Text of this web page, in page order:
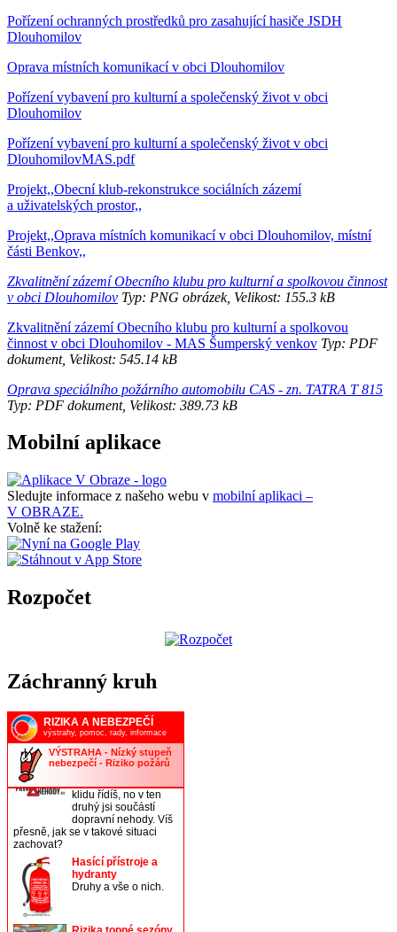
Pořízení ochranných prostředků pro zasahující hasiče JSDH
Dlouhomilov
Oprava místních komunikací v obci Dlouhomilov
Pořízení vybavení pro kulturní a společenský život v obci
Dlouhomilov
Pořízení vybavení pro kulturní a společenský život v obci
DlouhomilovMAS.pdf
Projekt,,Obecní klub-rekonstrukce sociálních zázemí
a uživatelských prostor,,
Projekt,,Oprava místních komunikací v obci Dlouhomilov, místní
části Benkov,,
Zkvalitnění zázemí Obecního klubu pro kulturní a spolkovou činnost
v obci Dlouhomilov Typ: PNG obrázek, Velikost: 155.3 kB
Zkvalitnění zázemí Obecního klubu pro kulturní a spolkovou
činnost v obci Dlouhomilov - MAS Šumperský venkov Typ: PDF
dokument, Velikost: 545.14 kB
Oprava speciálního požárního automobilu CAS - zn. TATRA T 815
Typ: PDF dokument, Velikost: 389.73 kB
Mobilní aplikace
Sledujte informace z našeho webu v mobilní aplikaci –
V OBRAZE.
Volně ke stažení:
Rozpočet
Záchranný kruh